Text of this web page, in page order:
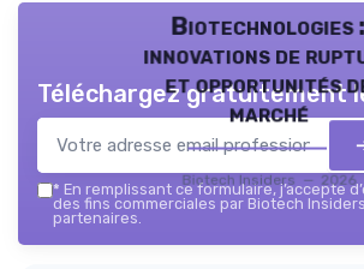
Biotechnologies :
innovations de
et opportunités
marché
Biotech Insiders — 2026
Téléchargez gratuitement
* En remplissant ce formulaire, j’accepte
des fins commerciales par Biotech
partenaires.